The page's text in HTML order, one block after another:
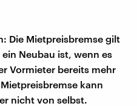
Die Mietpreisbremse gilt
Neubau ist, wenn es
Vormieter bereits mehr
kann
nicht von selbst.